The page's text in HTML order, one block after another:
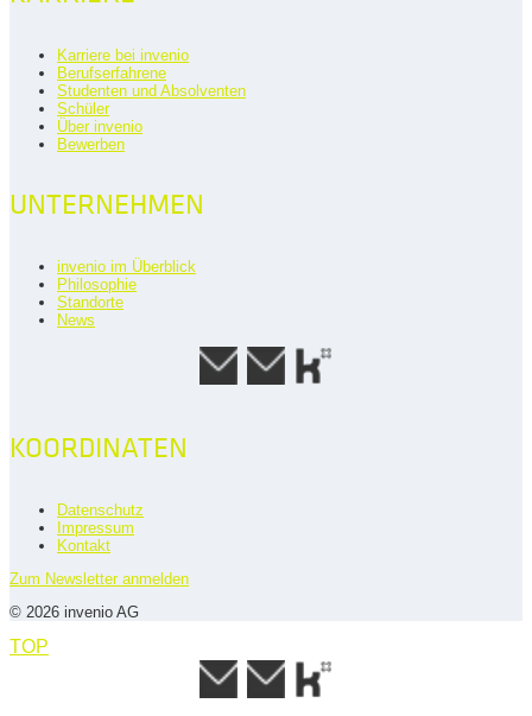
Karriere bei invenio
Berufserfahrene
Studenten und Absolventen
Schüler
Über invenio
Bewerben
UNTERNEHMEN
invenio im Überblick
Philosophie
Standorte
News
KOORDINATEN
Datenschutz
Impressum
Kontakt
Zum Newsletter anmelden
© 2026 invenio AG
TOP